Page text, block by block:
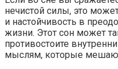
нечистой силы, это
и настойчивость в
жизни. Этот сон может
противостоите
мыслям, которые